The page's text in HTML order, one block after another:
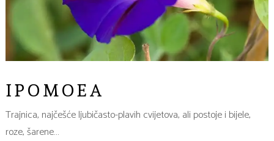
IPOMOEA
Trajnica, najčešće ljubičasto-plavih cvijetova, ali postoje i bijele,
roze, šarene…